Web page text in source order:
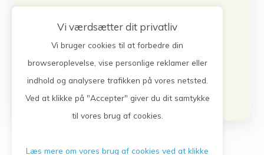
Bestil tid, forny medicin, skriv til lægen.
Login herunder
Log på selvbetjening
Vi værdsætter dit privatliv
Vi bruger cookies til at forbedre din
browseroplevelse, vise personlige reklamer eller
indhold og analysere trafikken på vores netsted.
Ved at klikke på "Accepter" giver du dit samtykke
til vores brug af cookies.
Læs mere om vores brug af cookies ved at klikke